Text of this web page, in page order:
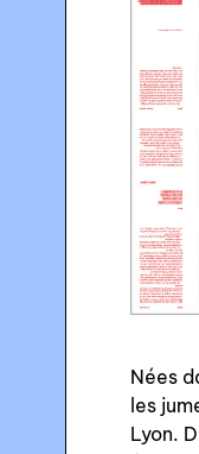
Nées
les
Lyon.